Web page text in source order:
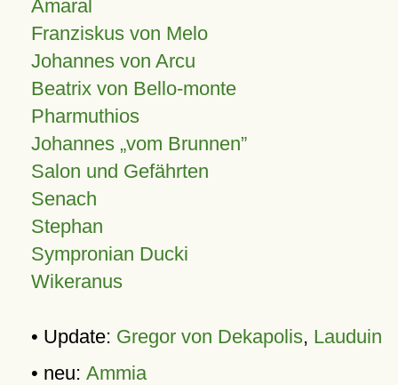
Amaral
Franziskus von Melo
Johannes von Arcu
Beatrix von Bello-monte
Pharmuthios
Johannes vom Brunnen
Salon und Gefährten
Senach
Stephan
Sympronian Ducki
Wikeranus
• Update: Gregor von Dekapolis, Lauduin
• neu: Ammia